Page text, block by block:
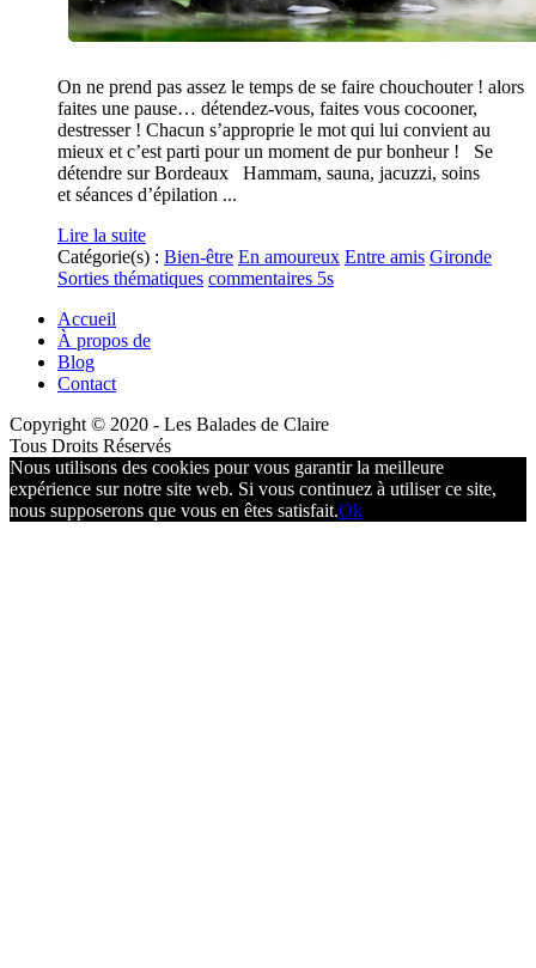
On ne prend pas assez le temps de se faire chouchouter ! alors
faites une pause… détendez-vous, faites vous cocooner,
destresser ! Chacun s’approprie le mot qui lui convient au
mieux et c’est parti pour un moment de pur bonheur ! Se
détendre sur Bordeaux Hammam, sauna, jacuzzi, soins
et séances d’épilation ...
Lire la suite
Catégorie(s) : Bien-être En amoureux Entre amis Gironde
Sorties thématiques commentaires 5s
Accueil
À propos de
Blog
Contact
Copyright © 2020 - Les Balades de Claire
Tous Droits Réservés
Nous utilisons des cookies pour vous garantir la meilleure
expérience sur notre site web. Si vous continuez à utiliser ce site,
nous supposerons que vous en êtes satisfait.Ok